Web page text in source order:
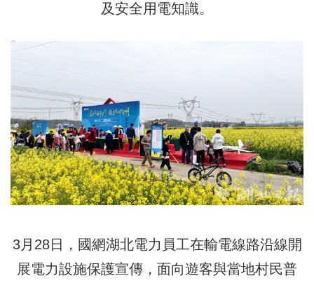
及安全用電知識。
3月28日，國網湖北電力員工在輸電線路沿線開
展電力設施保護宣傳，面向遊客與當地村民普